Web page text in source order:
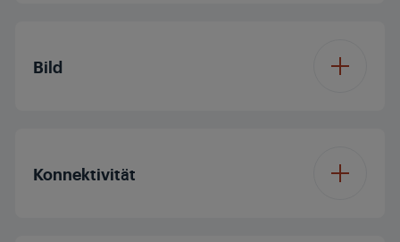
Display Panel
Bild
Konnektivität